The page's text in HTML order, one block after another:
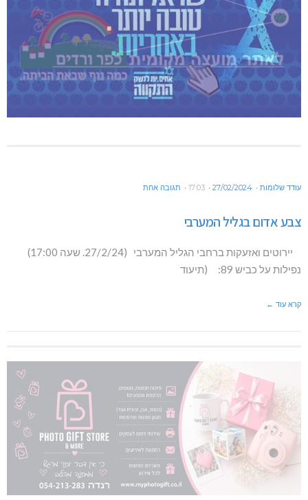
עודד שלומות 27/02/2024
17:03 תגובה אחת
צבע אדום בגליל המערבי
יירוטים ואזעקות ברחבי הגליל המערבי (27/2/24. שעה 17:00)
נפילות על כביש 89: (תיעוד
קרא עוד ←